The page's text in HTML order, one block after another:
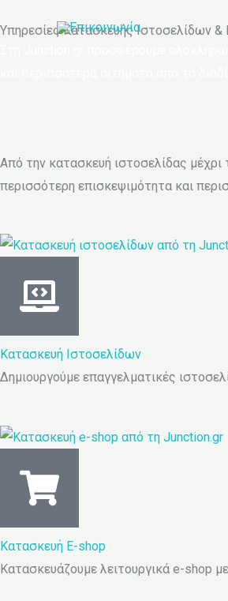
στο
Υπηρεσίες Κατασκευής Ιστοσελίδων
Από την κατασκευή ιστοσελίδας
περισσότερη επισκεψιμότητα και
Κατασκευή Ιστοσελίδων
Δημιουργούμε επαγγελματικές
Κατασκευή E-shop
Κατασκευάζουμε λειτουργικά e-shop